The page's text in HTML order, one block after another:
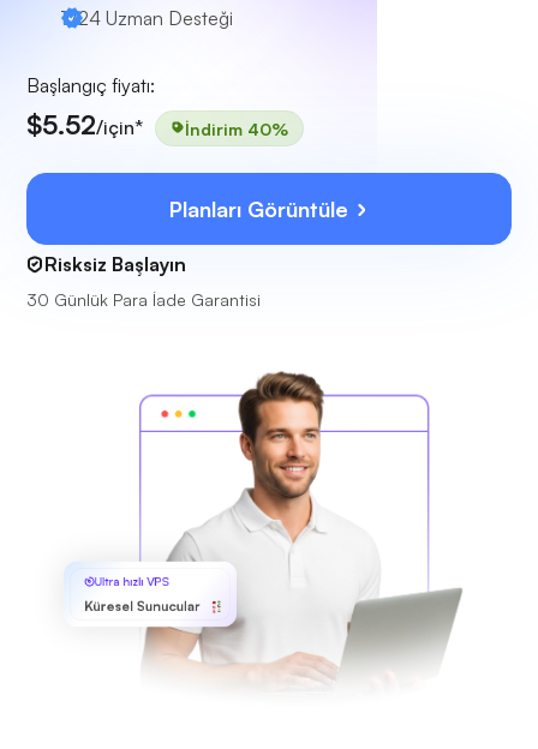
7/24 Uzman Desteği
Başlangıç fiyatı:
$5.52/için* İndirim 40%
Planları Görüntüle
Risksiz Başlayın
30 Günlük Para İade Garantisi
Ultra hızlı VPS
Küresel Sunucular